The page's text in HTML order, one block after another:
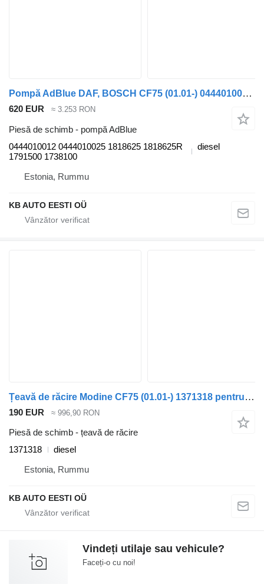
Pompă AdBlue DAF, BOSCH CF75 (01.01-) 0444010012 pentru camion DAF LF45, LF55, LF180, CF65, CF75, CF85 (2001-)
620 EUR ≈ 3.253 RON
Piesă de schimb - pompă AdBlue
0444010012 0444010025 1818625 1818625R
1791500 1738100
diesel
Estonia, Rummu
KB AUTO EESTI OÜ
Țeavă de răcire Modine CF75 (01.01-) 1371318 pentru camion DAF LF45, LF55, LF180, CF65, CF75, CF85 (2001-)
190 EUR ≈ 996,90 RON
Piesă de schimb - țeavă de răcire
1371318
diesel
Estonia, Rummu
KB AUTO EESTI OÜ
Vindeți utilaje sau vehicule?
Faceți-o cu noi!